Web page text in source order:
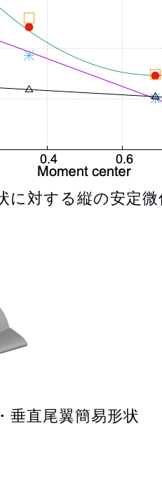
に対する縦の安定
垂直尾翼簡易形状